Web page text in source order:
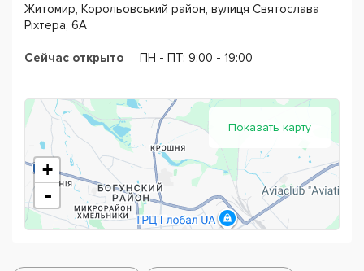
Житомир, Корольовський район, вулиця Святослава
Ріхтера, 6А
Сейчас открыто ПН - ПТ: 9:00 - 19:00
Показать карту
+
-